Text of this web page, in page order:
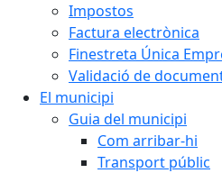
Impostos
Factura electrònica
Finestreta Única
Validació de
El municipi
Guia del municipi
Com arribar-hi
Transport públic